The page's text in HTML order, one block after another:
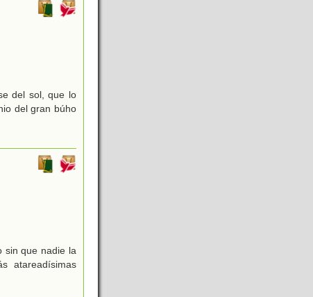
del sol, que lo
del gran búho
sin que nadie la
atareadísimas